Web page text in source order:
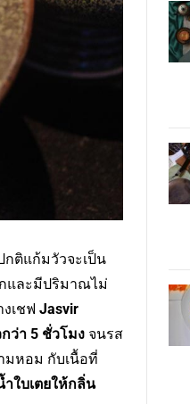
ติแก้มวัวจะเป็น
และมีปริมาณไม่
เชฟ Jasvir
ว่า 5 ชั่วโมง จนรส
มหอม กับเนื้อที่
ใบเตยให้กลิ่น